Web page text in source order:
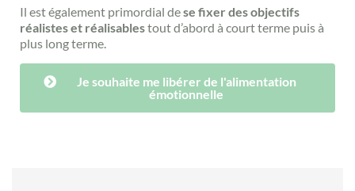
Il est également primordial dese fixer des objectifs
réalistes et réalisablestout d’abord à court terme puis à
plus long terme.
Je souhaite me libérer de l'alimentation
émotionnelle